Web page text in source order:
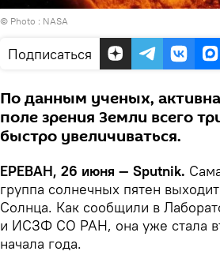
© Photo : NASA
Подписаться
По данным ученых,
поле зрения Земли всего
быстро увеличиваться.
ЕРЕВАН, 26 июня — Sputnik.
группа солнечных пятен
Солнца. Как сообщили в
и ИСЗФ СО РАН, она уже стала
начала года.